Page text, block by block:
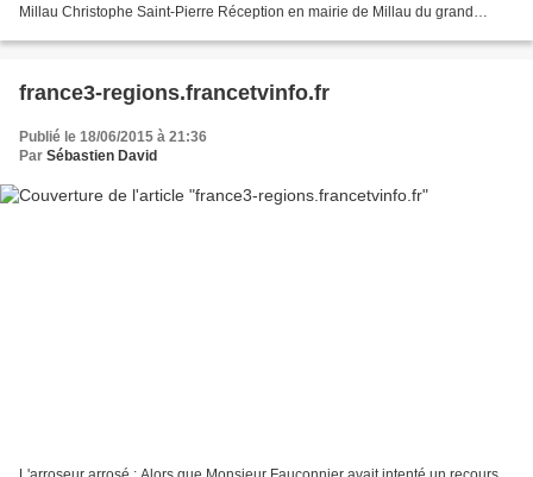
Millau Christophe Saint-Pierre Réception en mairie de Millau du grand
france3-regions.francetvinfo.fr
Publié le 18/06/2015 à 21:36
Par Sébastien David